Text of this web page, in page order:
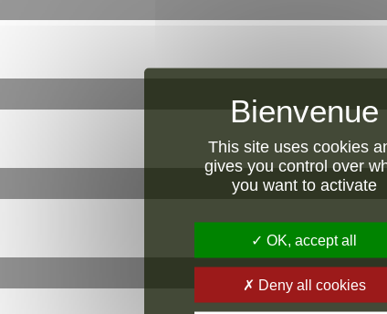
This site uses cookies
gives you control over
you want to activate
OK, accept all
Deny all cookies